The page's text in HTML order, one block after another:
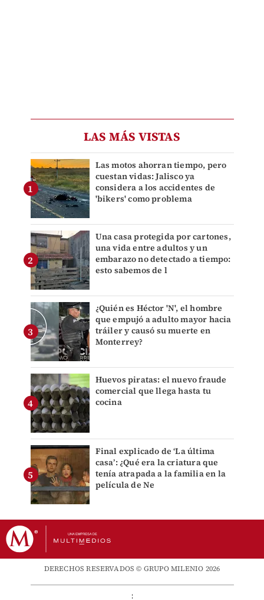
LAS MÁS VISTAS
Las motos ahorran tiempo, pero
cuestan vidas: Jalisco ya
considera a los accidentes de
'bikers' como problema
Una casa protegida por cartones,
una vida entre adultos y un
embarazo no detectado a tiempo:
esto sabemos de l
¿Quién es Héctor 'N', el hombre
que empujó a adulto mayor hacia
tráiler y causó su muerte en
Monterrey?
Huevos piratas: el nuevo fraude
comercial que llega hasta tu
cocina
Final explicado de ‘La última
casa’: ¿Qué era la criatura que
tenía atrapada a la familia en la
película de Ne
DERECHOS RESERVADOS © GRUPO MILENIO 2026